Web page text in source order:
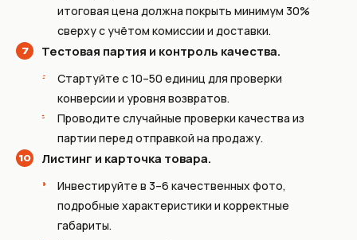
итоговая цена должна покрыть минимум 30%
сверху с учётом комиссии и доставки.
Тестовая партия и контроль качества.
Стартуйте с 10–50 единиц для проверки
конверсии и уровня возвратов.
Проводите случайные проверки качества из
партии перед отправкой на продажу.
Листинг и карточка товара.
Инвестируйте в 3–6 качественных фото,
подробные характеристики и корректные
габариты.